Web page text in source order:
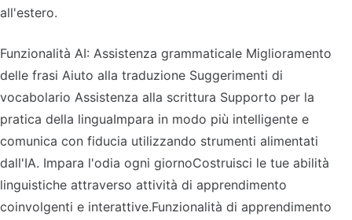
all'estero.
Funzionalità AI: Assistenza grammaticale Miglioramento
delle frasi Aiuto alla traduzione Suggerimenti di
vocabolario Assistenza alla scrittura Supporto per la
pratica della linguaImpara in modo più intelligente e
comunica con fiducia utilizzando strumenti alimentati
dall'IA. Impara l'odia ogni giornoCostruisci le tue abilità
linguistiche attraverso attività di apprendimento
coinvolgenti e interattive.Funzionalità di apprendimento